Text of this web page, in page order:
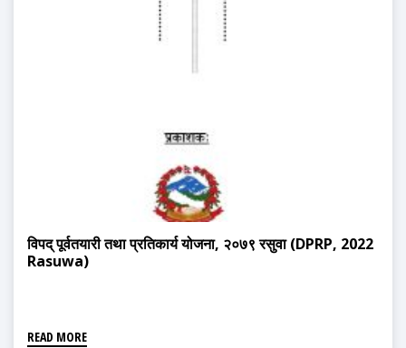
विपद् पूर्वतयारी तथा प्रतिकार्य योजना, २०७९ रसुवा (DPRP, 2022
Rasuwa)
READ MORE